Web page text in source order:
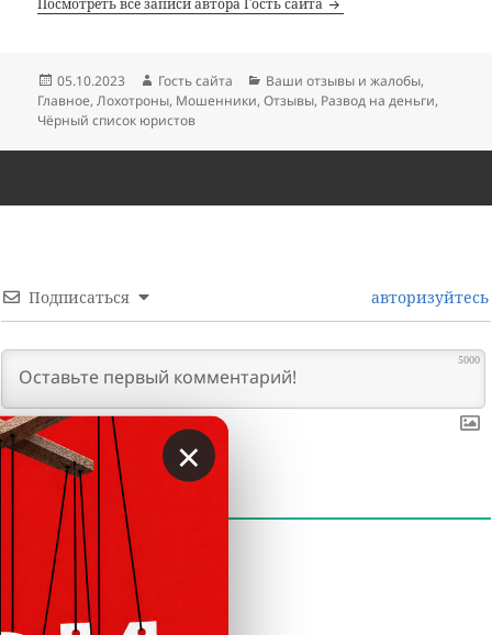
Опубликовано
05.10.2023 Автор
Гость сайта Рубрики
Ваши отзывы и жалобы,
Главное,Лохотроны, Мошенники,Отзывы, Развод на деньги,
Чёрный список юристов
Подписаться авторизуйтесь
5000
КОММЕНТАРИИ
×